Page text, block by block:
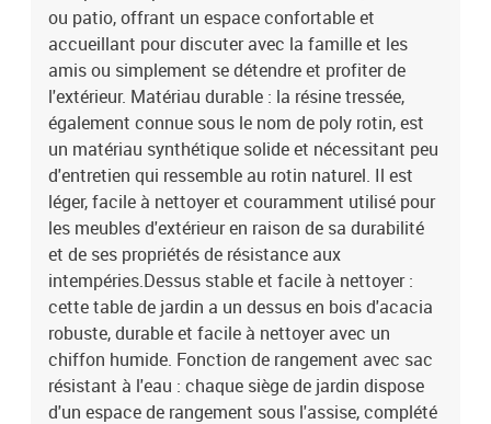
enduit de poudreDimensions : 83 x 62 x 69 cm (l x P x H)Dimension
du siège : 55 x 55 cm (l x P)Hauteur du siège à partir du sol : 37
cmHauteur des accoudoirs à partir du sol : 55 cmTable :Couleur :
grisMatériau : résine tressée, acier enduit de poudre, bois d'acacia
massif avec finition à l'huileDimensions : 55 x 55 x 37 cm (L x l x
H)Coussin :Couleur : gris foncé Matériau de la couverture : tissu
(100 % polyester)Matériau de remplissage du coussin de siège :
mousseMatériau de remplissage du coussin de dossier : fibre de
cotonDimensions du coussin de siège : 55 x 55 x 3 cm (l x P x
é)Dimensions du coussin de dossier : 55 x 45 x 13 cm (L x l x é)La
livraison contient :2 x siège d'angle avec fonction de rangement et
sac résistant à l'eau6 x siège central incluant une fonction de
rangement avec un sac résistant à l'eau2 x canapé d'accoudoir
avec fonction de rangement et sac résistant à l'eau1 x table de
jardin12 x coussin de dossier10 x coussin de siège
ou patio, offrant un espace confortable et
accueillant pour discuter avec la famille et les
amis ou simplement se détendre et profiter de
l'extérieur. Matériau durable : la résine tressée,
également connue sous le nom de poly rotin, est
un matériau synthétique solide et nécessitant peu
d'entretien qui ressemble au rotin naturel. Il est
léger, facile à nettoyer et couramment utilisé pour
les meubles d'extérieur en raison de sa durabilité
et de ses propriétés de résistance aux
intempéries.Dessus stable et facile à nettoyer :
cette table de jardin a un dessus en bois d'acacia
robuste, durable et facile à nettoyer avec un
chiffon humide. Fonction de rangement avec sac
résistant à l'eau : chaque siège de jardin dispose
d'un espace de rangement sous l'assise, complété